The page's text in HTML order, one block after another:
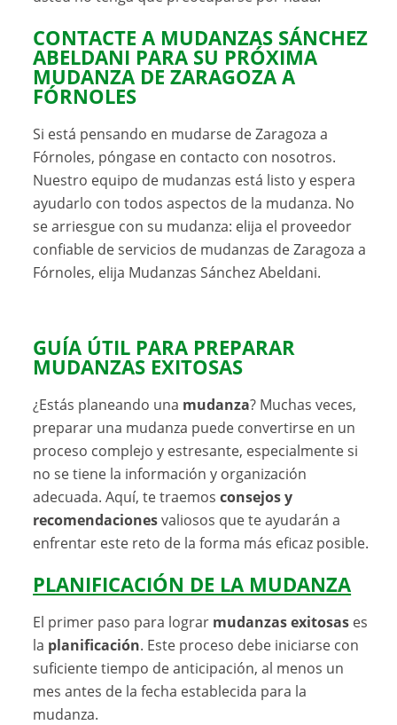
CONTACTE A MUDANZAS SÁNCHEZ
ABELDANI PARA SU PRÓXIMA
MUDANZA DE ZARAGOZA A
FÓRNOLES
Si está pensando en mudarse de Zaragoza a
Fórnoles, póngase en contacto con nosotros.
Nuestro equipo de mudanzas está listo y espera
ayudarlo con todos aspectos de la mudanza. No
se arriesgue con su mudanza: elija el proveedor
confiable de servicios de mudanzas de Zaragoza a
Fórnoles, elija Mudanzas Sánchez Abeldani.
GUÍA ÚTIL PARA PREPARAR
MUDANZAS EXITOSAS
¿Estás planeando una mudanza? Muchas veces,
preparar una mudanza puede convertirse en un
proceso complejo y estresante, especialmente si
no se tiene la información y organización
adecuada. Aquí, te traemosconsejos y
recomendacionesvaliosos que te ayudarán a
enfrentar este reto de la forma más eficaz posible.
PLANIFICACIÓN DE LA MUDANZA
El primer paso para lograr mudanzas exitosas es
la planificación. Este proceso debe iniciarse con
suficiente tiempo de anticipación, al menos un
mes antes de la fecha establecida para la
mudanza.